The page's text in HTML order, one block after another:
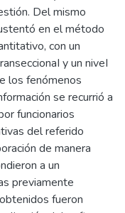
Del mismo
en el método
con un
y un niveI
los fenómenos
se recurrió a
funcionarios
del referido
de manera
a un
previamente
fueron